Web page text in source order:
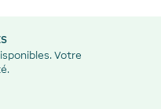
Votre